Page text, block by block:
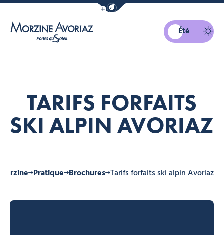
Afficher la barre de navigation du
Été
TARIFS FORFAITS
SKI ALPIN AVORIAZ
Pratique Brochures Tarifs forfaits ski alpin Avoriaz